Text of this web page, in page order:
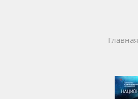
Главная